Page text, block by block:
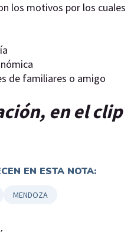
los motivos por los cuales
de familiares o amigo
en el clip
EN ESTA NOTA:
MENDOZA